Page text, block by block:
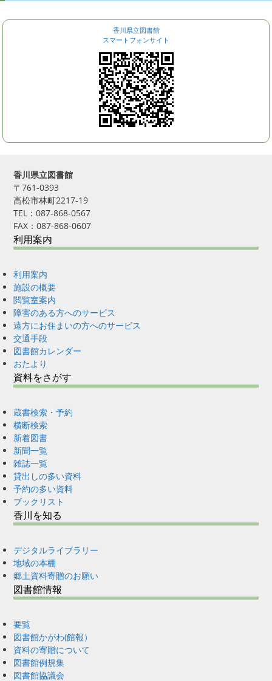
香川県立図書館
スマートフォンサイト
香川県立図書館
〒761-0393
高松市林町2217-19
TEL：087-868-0567
FAX：087-868-0607
利用案内
利用案内
施設の概要
閲覧室案内
障害のある方へのサービス
遠方にお住まいの方へのサービス
交通手段
図書館カレンダー
おたより
資料をさがす
蔵書検索・予約
横断検索
新着図書
新聞一覧
雑誌一覧
貸出しの多い資料
予約の多い資料
ブックリスト
香川を知る
デジタルライブラリー
地域の本棚
郷土資料寄贈のお願い
図書館情報
要覧
図書館かがわ(館報）
資料の寄贈について
図書館例規集
図書館協議会